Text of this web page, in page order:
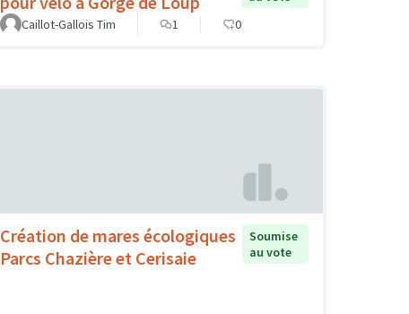
Caillot-Gallois Tim
1 0
Création de mares écologiques
Parcs Chazière et Cerisaie
Soumise
au vote